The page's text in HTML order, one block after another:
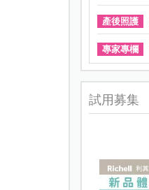
產後照護
專家專欄
試用募集